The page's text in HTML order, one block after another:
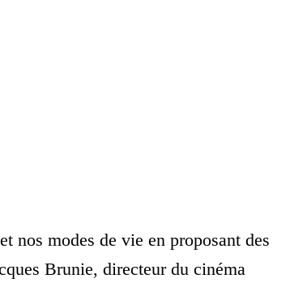
nos modes de vie en proposant des
Brunie, directeur du cinéma